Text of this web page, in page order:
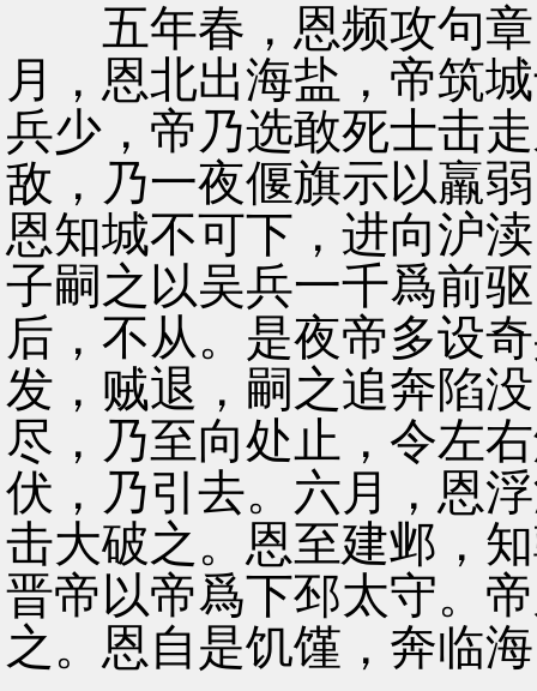
五年春，恩频攻句章
月，恩北出海盐，帝筑
兵少，帝乃选敢死士击
敌，乃一夜偃旗示以羸
恩知城不可下，进向沪
子嗣之以吴兵一千爲前
后，不从。是夜帝多设
发，贼退，嗣之追奔陷
尽，乃至向处止，令左
伏，乃引去。六月，恩
击大破之。恩至建邺，
晋帝以帝爲下邳太守。
之。恩自是饥馑，奔临